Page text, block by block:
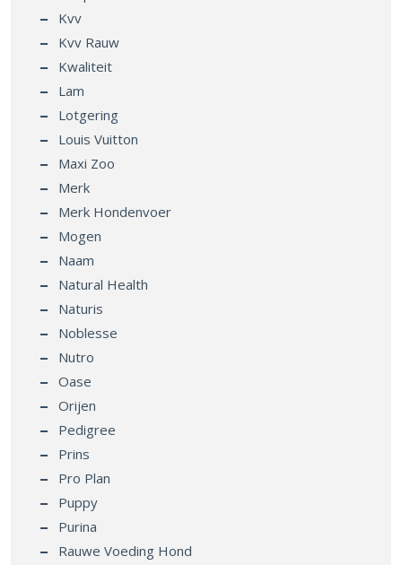
Kvv
Kvv Rauw
Kwaliteit
Lam
Lotgering
Louis Vuitton
Maxi Zoo
Merk
Merk Hondenvoer
Mogen
Naam
Natural Health
Naturis
Noblesse
Nutro
Oase
Orijen
Pedigree
Prins
Pro Plan
Puppy
Purina
Rauwe Voeding Hond